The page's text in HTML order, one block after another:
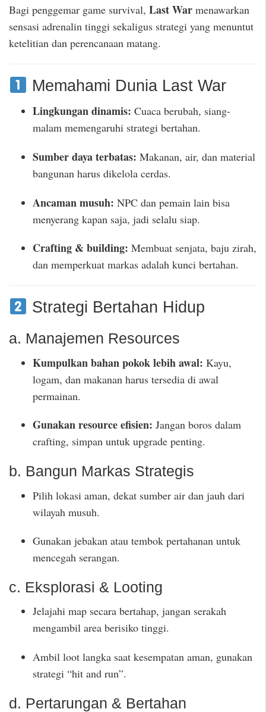
Bagi penggemar game survival, Last War menawarkan
sensasi adrenalin tinggi sekaligus strategi yang menuntut
ketelitian dan perencanaan matang.
Memahami Dunia Last War
Lingkungan dinamis: Cuaca berubah, siang-
malam memengaruhi strategi bertahan.
Sumber daya terbatas: Makanan, air, dan material
bangunan harus dikelola cerdas.
Ancaman musuh: NPC dan pemain lain bisa
menyerang kapan saja, jadi selalu siap.
Crafting & building: Membuat senjata, baju zirah,
dan memperkuat markas adalah kunci bertahan.
Strategi Bertahan Hidup
a. Manajemen Resources
Kumpulkan bahan pokok lebih awal: Kayu,
logam, dan makanan harus tersedia di awal
permainan.
Gunakan resource efisien: Jangan boros dalam
crafting, simpan untuk upgrade penting.
b. Bangun Markas Strategis
Pilih lokasi aman, dekat sumber air dan jauh dari
wilayah musuh.
Gunakan jebakan atau tembok pertahanan untuk
mencegah serangan.
c. Eksplorasi & Looting
Jelajahi map secara bertahap, jangan serakah
mengambil area berisiko tinggi.
Ambil loot langka saat kesempatan aman, gunakan
strategi “hit and run”.
d. Pertarungan & Bertahan